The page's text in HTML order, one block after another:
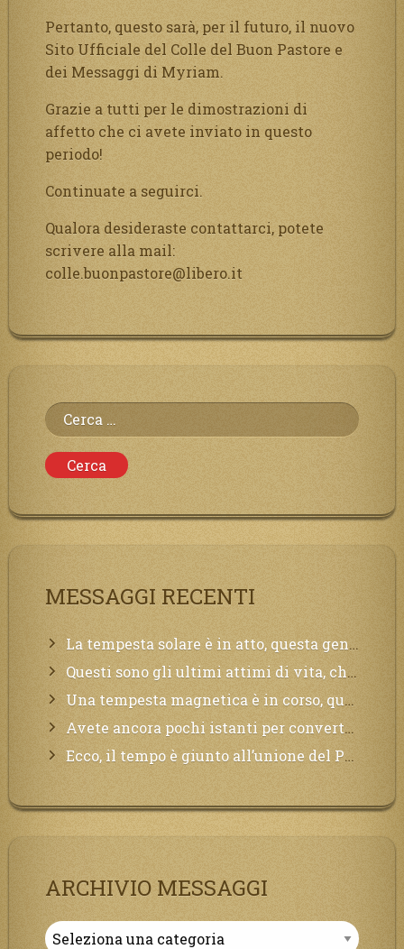
Pertanto, questo sarà, per il futuro, il nuovo
Sito Ufficiale del Colle del Buon Pastore e
dei Messaggi di Myriam.
Grazie a tutti per le dimostrazioni di
affetto che ci avete inviato in questo
periodo!
Continuate a seguirci.
Qualora desideraste contattarci, potete
scrivere alla mail:
colle.buonpastore@libero.it
Ricerca
per:
MESSAGGI RECENTI
La tempesta solare è in atto, questa generazione soffrirà molto, la Terra arderà, l’acqua sarà contaminata, il cibo non sarà più nelle vostre mense.
Questi sono gli ultimi attimi di vita, chi si vuole salvare Mi chiami in suo aiuto.
Una tempesta magnetica è in corso, questa generazione patirà. Il black out non tarderà ad arrivare e tutta la Terra sarà oscurata.
Avete ancora pochi istanti per convertirvi, non perdete tempo, la sciagura arriverà all’improvviso e per chi non si sarà preparato saranno dolori.
Ecco, il tempo è giunto all’unione del Padre con il figlio, non avete che da attendere pochissimo.
ARCHIVIO MESSAGGI
Archivio